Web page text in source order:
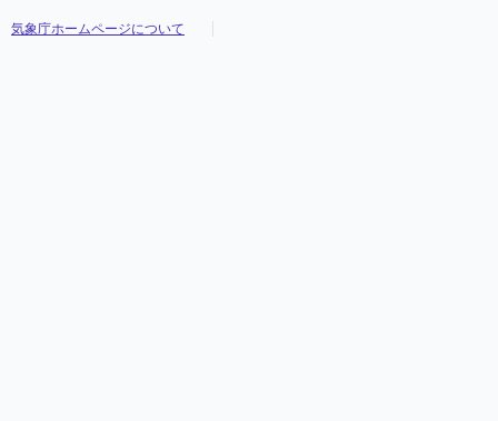
気象庁ホームページについて